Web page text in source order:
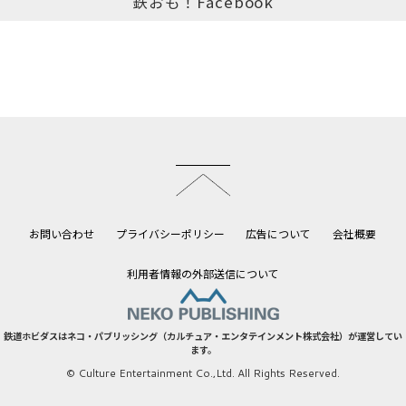
お問い合わせ プライバシーポリシー 広告について 会社概要
利用者情報の外部送信について
鉄道ホビダスはネコ・パブリッシング（カルチュア・エンタテインメント株式会社）が運営してい
ます。
© Culture Entertainment Co.,Ltd. All Rights Reserved.